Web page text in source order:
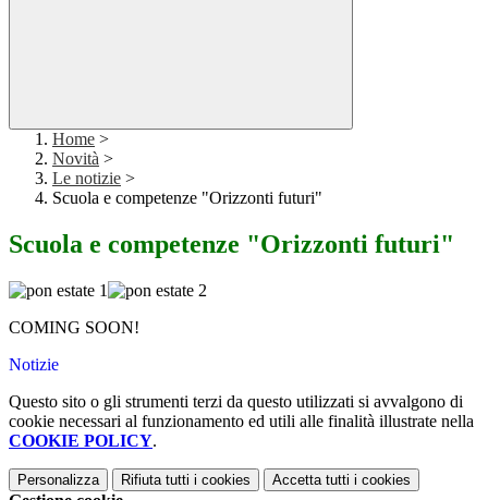
Home >
Novità >
Le notizie >
Scuola e competenze "Orizzonti futuri"
Scuola e competenze "Orizzonti futuri"
COMING SOON!
Notizie
Questo sito o gli strumenti terzi da questo utilizzati si avvalgono di
cookie necessari al funzionamento ed utili alle finalità illustrate nella
COOKIE POLICY.
Personalizza Rifiuta tutti i cookies Accetta tutti i cookies